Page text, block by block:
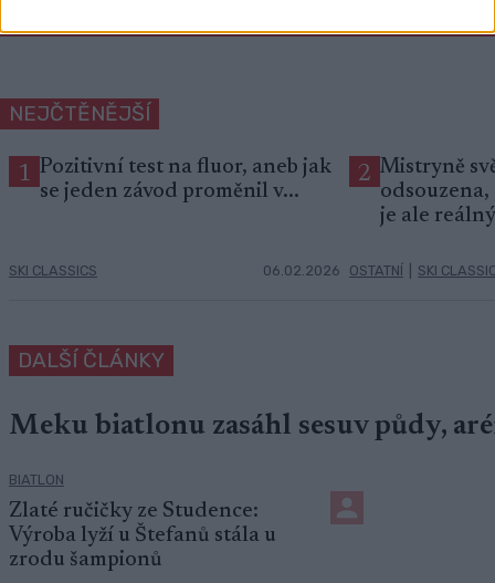
NEJČTĚNĚJŠÍ
1 Pozitivní test na fluor, aneb jak
se jeden závod proměnil v...
SKI CLASSICS 06.02.2026
2 Mistryně
je ale reálný
OSTATNÍ SKI
DALŠÍ ČLÁNKY
Meku biatlonu zasáhl sesuv půdy,
BIATLON
Zlaté ručičky ze Studence:
Výroba lyží u Štefanů stála u
zrodu šampionů